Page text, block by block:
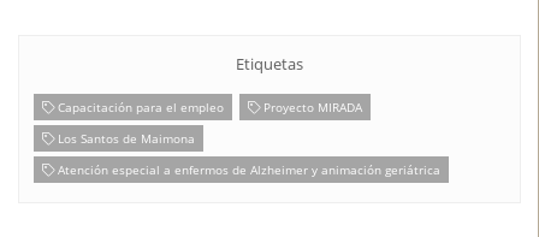
Etiquetas
Capacitación para el empleo
Proyecto MIRADA
Los Santos de Maimona
Atención especial a enfermos de Alzheimer y animación geriátrica